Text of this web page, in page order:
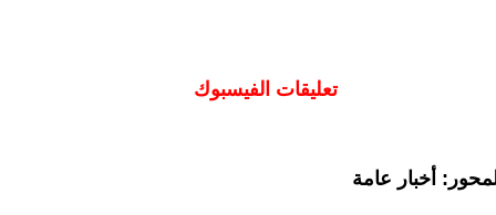
تعليقات الفيسبوك
أخبار عامة